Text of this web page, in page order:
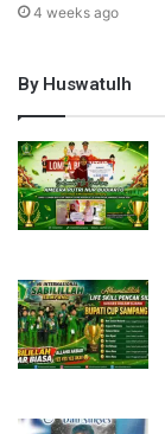
4 weeks ago
By Huswatulh